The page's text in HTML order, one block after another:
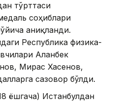
тўрттаси
соҳиблари
аниқланди.
Республика физика-
Аланбек
Мирас Хасенов,
сазовор бўлди.
ёшгача) Истанбулдан